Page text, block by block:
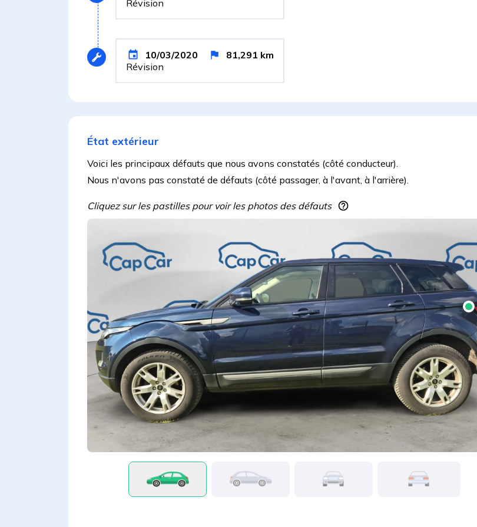
Révision
10/03/2020 81,291 km
Révision
État extérieur
Voici les principaux défauts que nous avons constatés (côté conducteur).
Nous n'avons pas constaté de défauts (côté passager, à l'avant, à l'arrière).
Cliquez sur les pastilles pour voir les photos des défauts